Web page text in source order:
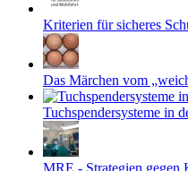
Kriterien für sicheres
Das Märchen vom
Tuchspendersysteme in
MRE - Strategien gegen